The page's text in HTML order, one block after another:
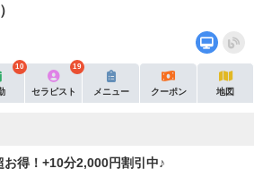
10
セラピスト
19
メニュー クーポン 地図
お得！+10分2,000円割引中♪